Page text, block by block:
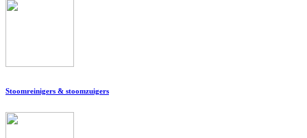
Stoomreinigers & stoomzuigers